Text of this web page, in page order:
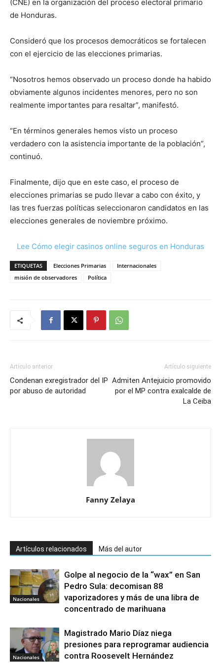
(CNE) en la organización del proceso electoral primario
de Honduras.
Consideró que los procesos democráticos se fortalecen
con el ejercicio de las elecciones primarias.
“Nosotros hemos observado un proceso donde ha habido
obviamente algunos incidentes menores, pero no son
realmente importantes para resaltar”, manifestó.
“En términos generales hemos visto un proceso
verdadero con la asistencia importante de la población”,
continuó.
Finalmente, dijo que en este caso, el proceso de
elecciones primarias se pudo llevar a cabo con éxito, y
las tres fuerzas políticas seleccionaron candidatos en las
elecciones generales de noviembre próximo.
Lee Cómo elegir casinos online seguros en Honduras
ETIQUETAS Elecciones Primarias
Internacionales
misión de observadores
Política
Artículo anterior
Condenan exregistrador del IP
por abuso de autoridad
Artículo siguiente
Admiten Antejuicio promovido
por el MP contra exalcalde de
La Ceiba
Fanny Zelaya
Artículos relacionados Más del autor
Nacionales
Golpe al negocio de la “wax” en San
Pedro Sula: decomisan 88
vaporizadores y más de una libra de
concentrado de marihuana
Nacionales
Magistrado Mario Díaz niega
presiones para reprogramar audiencia
contra Roosevelt Hernández